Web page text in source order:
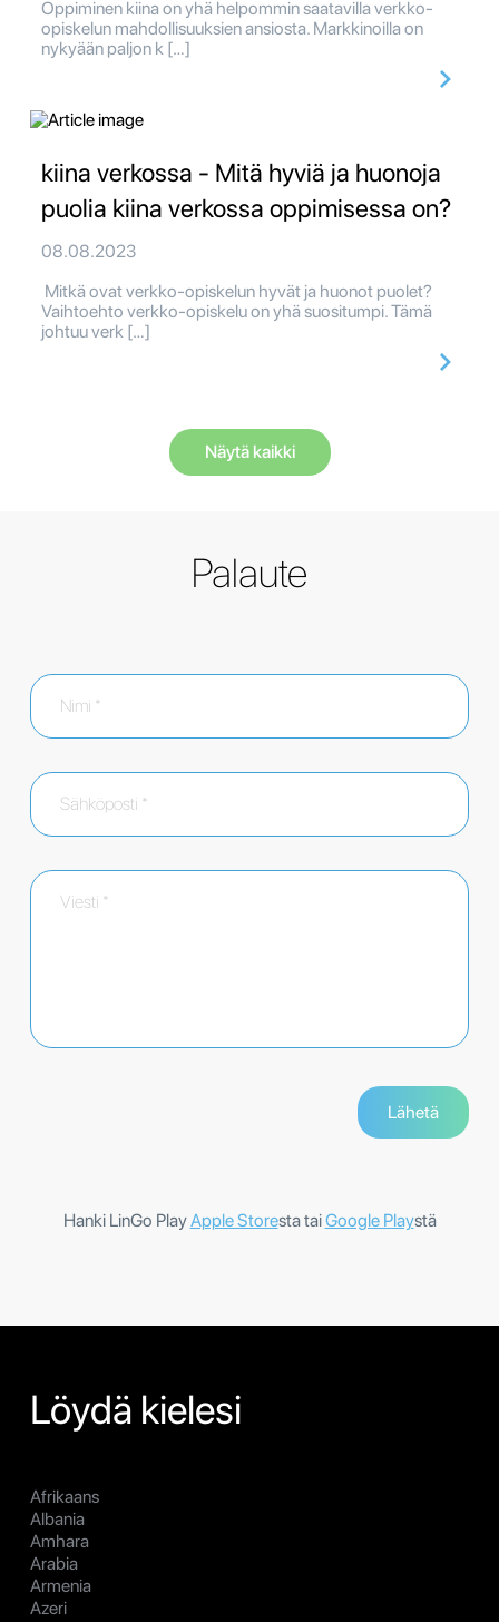
Oppiminen kiina on yhä helpommin saatavilla verkko-
opiskelun mahdollisuuksien ansiosta. Markkinoilla on
nykyään paljon k […]
kiina verkossa - Mitä hyviä ja huonoja
puolia kiina verkossa oppimisessa on?
08.08.2023
Mitkä ovat verkko-opiskelun hyvät ja huonot puolet?
Vaihtoehto verkko-opiskelu on yhä suositumpi. Tämä
johtuu verk […]
Näytä kaikki
Palaute
Hanki LinGo PlayApple Storesta taiGoogle Playstä
Löydä kielesi
Afrikaans
Albania
Amhara
Arabia
Armenia
Azeri